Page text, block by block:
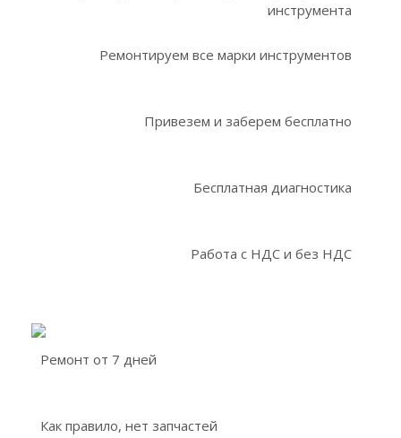
инструмента
Ремонтируем все марки инструментов
Привезем и заберем бесплатно
Бесплатная диагностика
Работа с НДС и без НДС
Ремонт от 7 дней
Как правило, нет запчастей